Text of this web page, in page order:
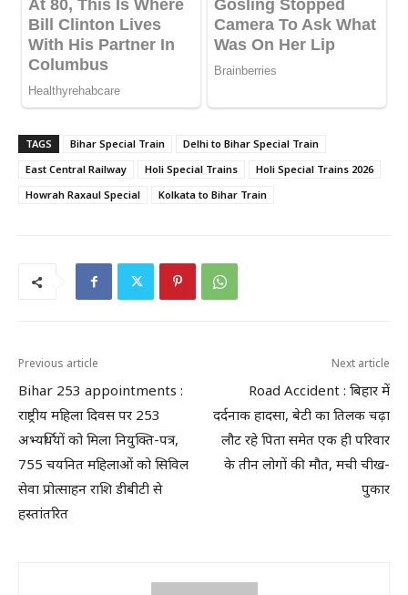
TAGS Bihar Special Train
Delhi to Bihar Special Train
East Central Railway
Holi Special Trains
Holi Special Trains 2026
Howrah Raxaul Special
Kolkata to Bihar Train
Previous article
Bihar 253 appointments :
राष्ट्रीय महिला दिवस पर 253
अभ्यर्थियों को मिला नियुक्ति-पत्र,
755 चयनित महिलाओं को सिविल
सेवा प्रोत्साहन राशि डीबीटी से
हस्तांतरित
Next article
Road Accident : बिहार में
दर्दनाक हादसा, बेटी का तिलक चढ़ा
लौट रहे पिता समेत एक ही परिवार
के तीन लोगों की मौत, मची चीख-
पुकार